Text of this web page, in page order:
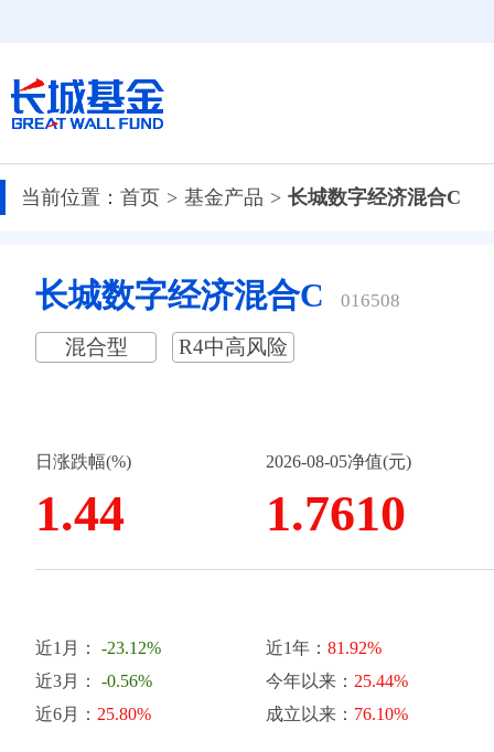
当前位置： 首页 基金产品 长城数字经济混合C
长城数字经济混合C 016508
混合型 R4中高风险
日涨跌幅(%)
1.44
2026-08-05净值(元)
1.7610
近1月： -23.12%
近3月： -0.56%
近6月： 25.80%
近1年：81.92%
今年以来： 25.44%
成立以来： 76.10%